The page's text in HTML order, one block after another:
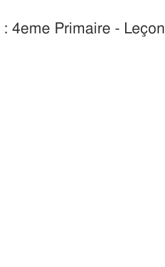
4eme Primaire - Leçon